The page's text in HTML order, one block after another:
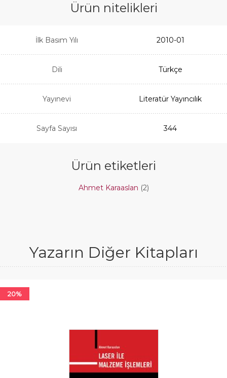
Ürün nitelikleri
İlk Basım Yılı 2010-01
Dili Türkçe
Yayınevi Literatür Yayıncılık
Sayfa Sayısı 344
Ürün etiketleri
Ahmet Karaaslan (2)
Yazarın Diğer Kitapları
20%